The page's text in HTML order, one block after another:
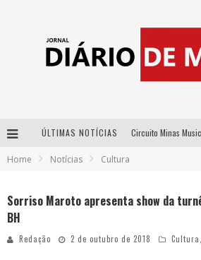
ÚLTIMAS NOTÍCIAS
Home Notícias Cultura
Sorriso Maroto apresenta show da
BH
Redação 2 de outubro de 2018 Cultura